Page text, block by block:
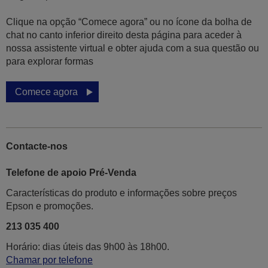
Clique na opção “Comece agora” ou no ícone da bolha de
chat no canto inferior direito desta página para aceder à
nossa assistente virtual e obter ajuda com a sua questão ou
para explorar formas
Comece agora
Contacte-nos
Telefone de apoio Pré-Venda
Características do produto e informações sobre preços
Epson e promoções.
213 035 400
Horário: dias úteis das 9h00 às 18h00.
Chamar por telefone